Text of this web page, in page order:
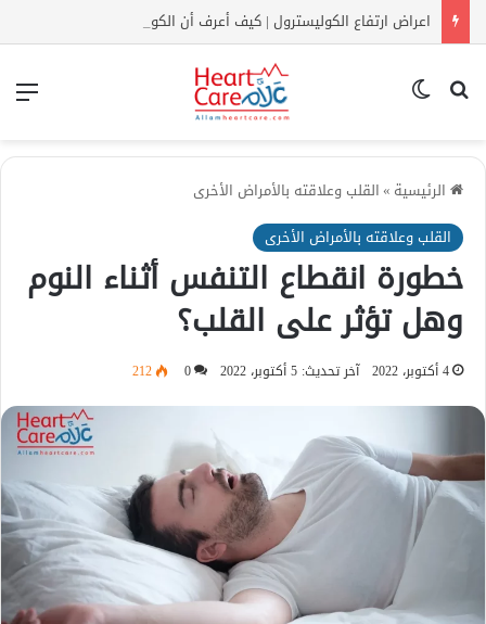
بحث عن
الرئيسية »القلب وعلاقته بالأمراض الأخرى
القلب وعلاقته بالأمراض الأخرى
خطورة انقطاع التنفس أثناء النوم
وهل تؤثر على القلب؟
4 أكتوبر، 2022 آخر تحديث: 5 أكتوبر، 2022 0
212